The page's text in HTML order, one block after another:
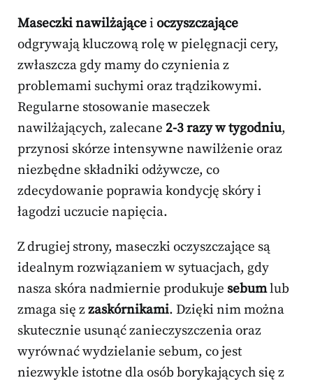
Maseczki nawilżającei oczyszczające
odgrywają kluczową rolę w pielęgnacji cery,
zwłaszcza gdy mamy do czynienia z
problemami suchymi oraz trądzikowymi.
Regularne stosowanie maseczek
nawilżających, zalecane 2-3 razy w tygodniu,
przynosi skórze intensywne nawilżenie oraz
niezbędne składniki odżywcze, co
zdecydowanie poprawia kondycję skóry i
łagodzi uczucie napięcia.
Z drugiej strony, maseczki oczyszczające są
idealnym rozwiązaniem w sytuacjach, gdy
nasza skóra nadmiernie produkuje sebumlub
zmaga się zzaskórnikami. Dzięki nim można
skutecznie usunąć zanieczyszczenia oraz
wyrównać wydzielanie sebum, co jest
niezwykle istotne dla osób borykających się z